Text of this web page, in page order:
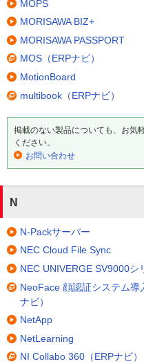
MOPS
MORISAWA BIZ+
MORISAWA PASSPORT
MOS（ERPナビ）
MotionBoard
multibook（ERPナビ）
掲載のない製品についても、お気
ください。
お問い合わせ
N
N-Packサーバー
NEC Cloud File Sync
NEC UNIVERGE SV9000シ
NeoFace 顔認証システム導
ナビ）
NetApp
NetLearning
NI Collabo 360（ERPナビ）